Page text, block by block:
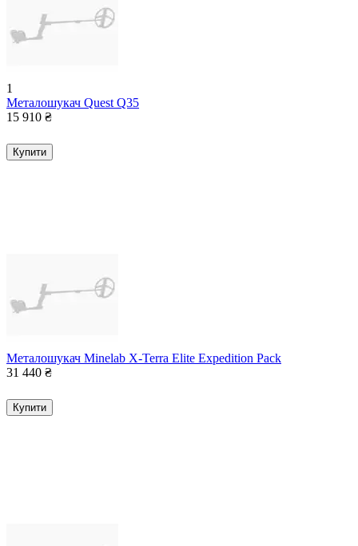
1
Металошукач Quest Q35
15 910 ₴
Купити
Металошукач Minelab X-Terra Elite Expedition Pack
31 440 ₴
Купити